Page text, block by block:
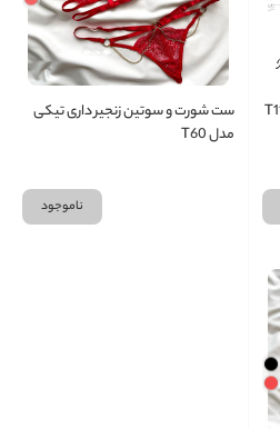
ست شورت و سوتین زنجیر داری تیکی
مدل T60
ناموجود